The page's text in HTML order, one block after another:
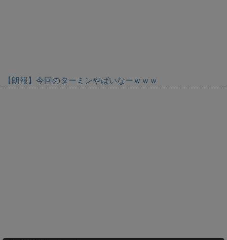
【朗報】今回のターミンやばいなーｗｗｗ